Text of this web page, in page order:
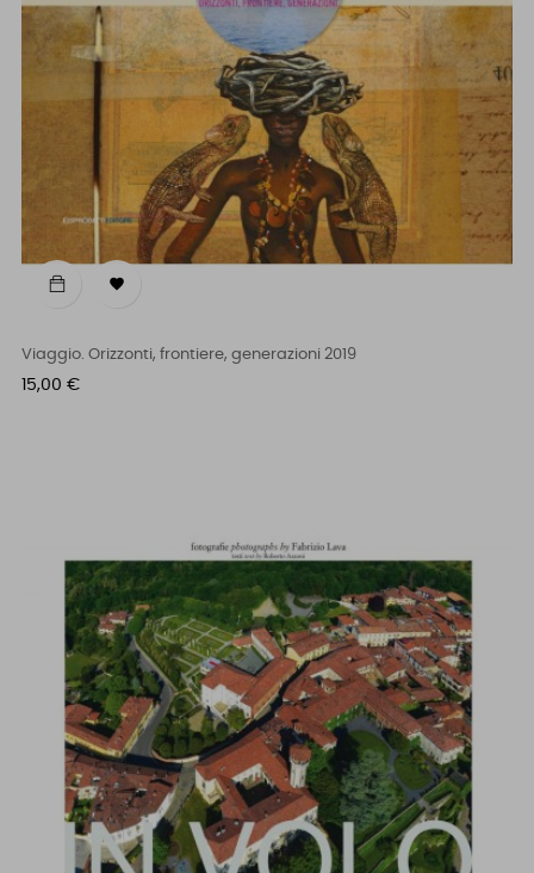

Viaggio. Orizzonti, frontiere, generazioni 2019
Prezzo
15,00 €